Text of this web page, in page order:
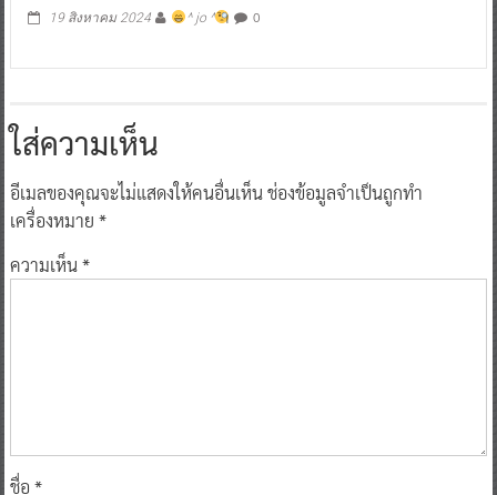
19 สิงหาคม 2024 ^ jo ^ 0
ใส่ความเห็น
อีเมลของคุณจะไม่แสดงให้คนอื่นเห็นช่องข้อมูลจำเป็นถูกทำ
เครื่องหมาย *
ความเห็น*
ชื่อ *